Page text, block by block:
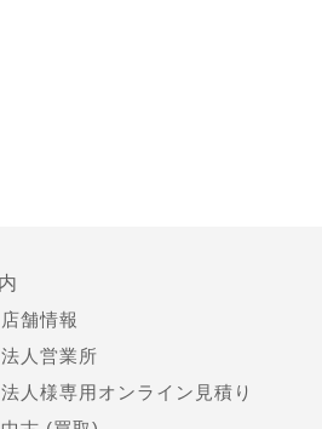
店舗情報
法人営業所
法人様専用オンライン見積り